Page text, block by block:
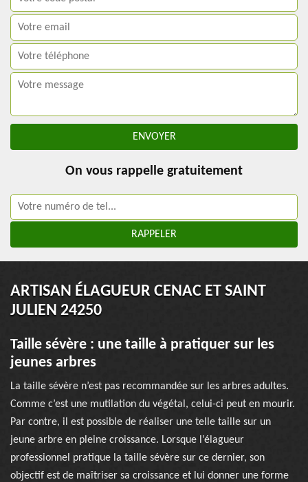
On vous rappelle gratuitement
ARTISAN ÉLAGUEUR CENAC ET SAINT
JULIEN 24250
Taille sévère : une taille à pratiquer sur les
jeunes arbres
La taille sévère n’est pas recommandée sur les arbres adultes.
Comme c’est une mutilation du végétal, celui-ci peut en mourir.
Par contre, il est possible de réaliser une telle taille sur un
jeune arbre en pleine croissance. Lorsque l’élagueur
professionnel pratique la taille sévère sur ce dernier, son
objectif est de maîtriser sa croissance et lui donner une forme